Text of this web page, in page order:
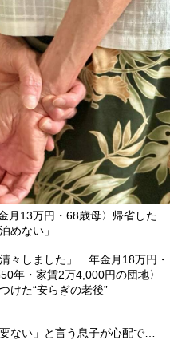
月13万円・68歳母〉帰省した
めない」
清々しました」…年金月18万円・
年・家賃2万4,000円の団地〉
けた“安らぎの老後”
要ない」と言う息子が心配で…